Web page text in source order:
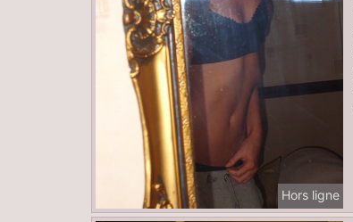
Hors ligne